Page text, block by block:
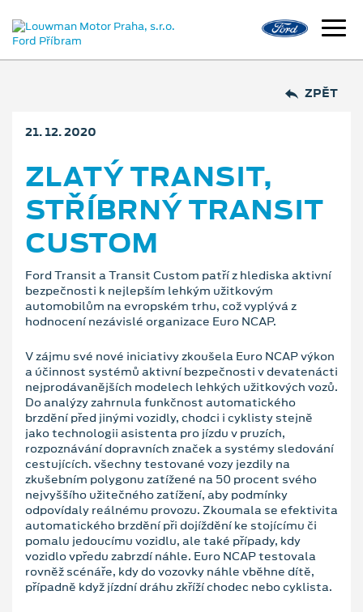
ZPĚT
21. 12. 2020
ZLATÝ TRANSIT,
STŘÍBRNÝ TRANSIT
CUSTOM
Ford Transit a Transit Custom patří z hlediska aktivní
bezpečnosti k nejlepším lehkým užitkovým
automobilům na evropském trhu, což vyplývá z
hodnocení nezávislé organizace Euro NCAP.
V zájmu své nové iniciativy zkoušela Euro NCAP výkon
a účinnost systémů aktivní bezpečnosti v devatenácti
nejprodávanějších modelech lehkých užitkových vozů.
Do analýzy zahrnula funkčnost automatického
brzdění před jinými vozidly, chodci i cyklisty stejně
jako technologii asistenta pro jízdu v pruzích,
rozpoznávání dopravních značek a systémy sledování
cestujících. všechny testované vozy jezdily na
zkušebním polygonu zatížené na 50 procent svého
nejvyššího užitečného zatížení, aby podmínky
odpovídaly reálnému provozu. Zkoumala se efektivita
automatického brzdění při dojíždění ke stojícímu či
pomalu jedoucímu vozidlu, ale také případy, kdy
vozidlo vpředu zabrzdí náhle. Euro NCAP testovala
rovněž scénáře, kdy do vozovky náhle vběhne dítě,
případně když jízdní dráhu zkříží chodec nebo cyklista.